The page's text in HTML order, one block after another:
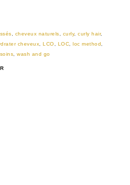
cheveux naturels curly, curly hair,
cheveux ,LCO LOC ,loc method
soins wash and go